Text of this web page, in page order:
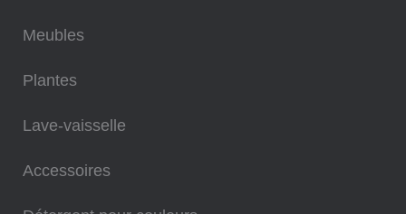
Meubles
Plantes
Lave-vaisselle
Accessoires